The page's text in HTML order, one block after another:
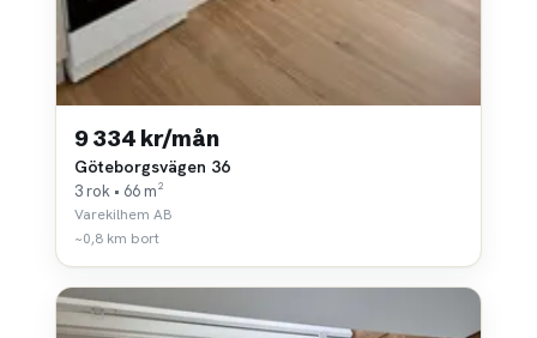
9 334 kr/mån
Göteborgsvägen 36
3 rok • 66 m²
Varekilhem AB
~0,8 km bort